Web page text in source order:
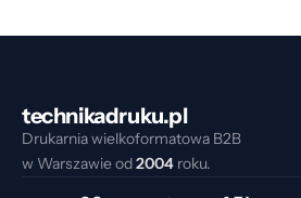
technikadruku.pl
Drukarnia wielkoformatowa B2B
w Warszawie od2004 roku.